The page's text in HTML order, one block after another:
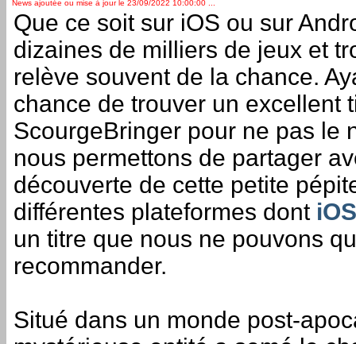
News ajoutée ou mise à jour le 23/09/2022 10:00:00 ...
Que ce soit sur iOS ou sur
dizaines de milliers de jeux et
relève souvent de la chance.
chance de trouver un excellent
ScourgeBringer pour ne pas le
nous permettons de partager
découverte de cette petite
différentes plateformes dont iOS
un titre que nous ne pouvons
recommander.
Situé dans un monde post-